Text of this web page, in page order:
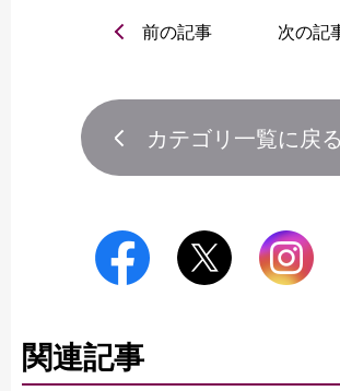
前の記事 次の記
カテゴリ一覧に戻る
関連記事